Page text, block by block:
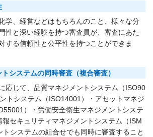
学、経営などはもちろんのこと、様々な分
性と深い経験を持つ審査員が、審査にあた
する信頼性と公平性を持つことができま
システムの同時審査（複合審査）
応じて、品質マネジメントシステム（ISO90
トシステム（ISO14001）・アセットマネジ
）・労働安全衛生マネジメントシステ
セキュリティマネジメントシステム（ISM
システムの組合せでも同時に審査すること